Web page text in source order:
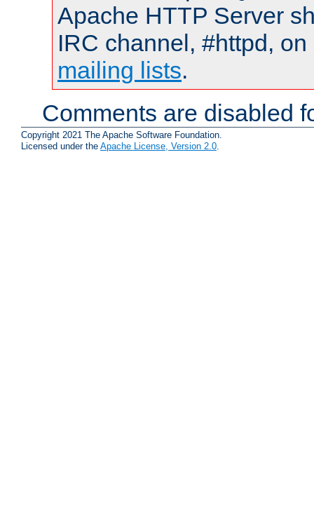
Apache HTTP Server
IRC channel, #httpd,
mailing lists.
Comments are disabled
Copyright 2021 The Apache Software Foundation.
Licensed under the Apache License, Version 2.0.